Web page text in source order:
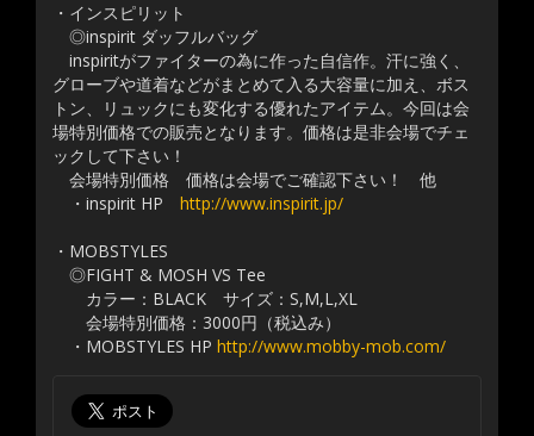
・インスピリット
◎inspirit ダッフルバッグ
inspiritがファイターの為に作った自信作。汗に強く、
グローブや道着などがまとめて入る大容量に加え、ボス
トン、リュックにも変化する優れたアイテム。今回は会
場特別価格での販売となります。価格は是非会場でチェ
ックして下さい！
会場特別価格 価格は会場でご確認下さい！ 他
・inspirit HP http://www.inspirit.jp/
・MOBSTYLES
◎FIGHT & MOSH VS Tee
カラー：BLACK サイズ：S,M,L,XL
会場特別価格：3000円（税込み）
・MOBSTYLES HP http://www.mobby-mob.com/